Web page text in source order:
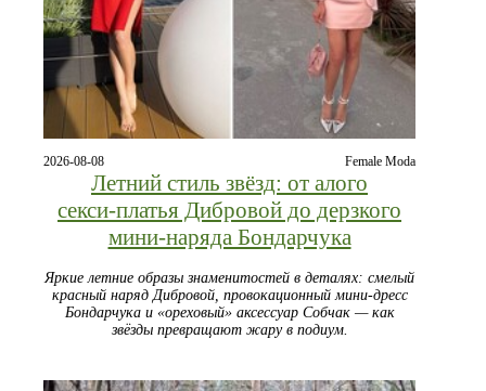
2026-08-08 Female Moda
Летний стиль звёзд: от алого
секси‑платья Дибровой до дерзкого
мини‑наряда Бондарчука
Яркие летние образы знаменитостей в деталях: смелый
красный наряд Дибровой, провокационный мини‑дресс
Бондарчука и «ореховый» аксессуар Собчак — как
звёзды превращают жару в подиум.